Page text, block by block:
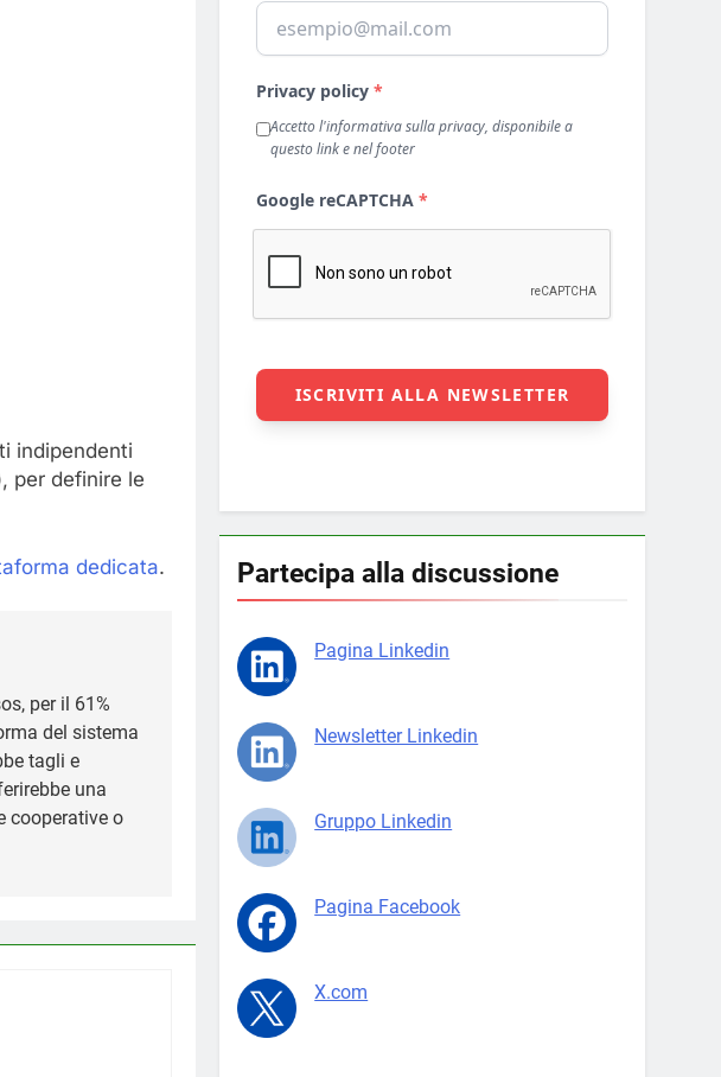
indipendenti
per definire le
dedicata.
per il 61%
del sistema
tagli e
una
cooperative o
Partecipa alla discussione
Pagina Linkedin
Newsletter Linkedin
Gruppo Linkedin
Pagina Facebook
X.com